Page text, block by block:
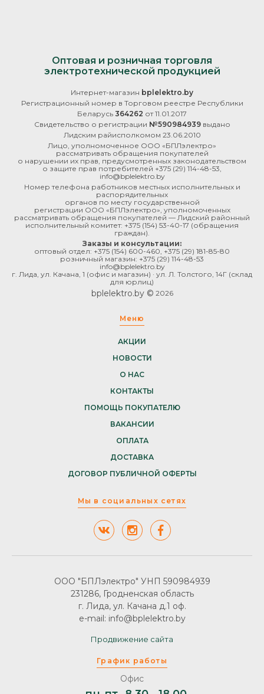
Оптовая и розничная торговля
электротехнической продукцией
Интернет-магазин bplelektro.by
Регистрационный номер в Торговом реестре Республики
Беларусь 364262 от 11.01.2017
Свидетельство о регистрации №590984939выдано
Лидским райисполкомом 23.06.2010
Лицо, уполномоченное ООО «БПЛэлектро»
рассматривать обращения покупателей
о нарушении их прав, предусмотренных законодательством
о защите прав потребителей +375 (29) 114-48-53
info@bplelektro.by
Номер телефона работников местных исполнительных и
распорядительных
органов по месту государственной
регистрации ООО «БПЛэлектро», уполномоченных
рассматривать обращения покупателей — Лидский районный
исполнительный комитет: +375 (154) 53-40-17 (обращения
граждан).
Заказы и консультации:
оптовый отдел: +375 (154) 600-460 +375 (29) 181-85-80
розничный магазин: +375 (29) 114-48-53
info@bplelektro.by
г. Лида, ул. Качана, 1 (офис и магазин) · ул. Л. Толстого, 14Г (склад
для юрлиц)
bplelektro.by © 2026
Меню
АКЦИИ
НОВОСТИ
О НАС
КОНТАКТЫ
ПОМОЩЬ ПОКУПАТЕЛЮ
ВАКАНСИИ
ОПЛАТА
ДОСТАВКА
ДОГОВОР ПУБЛИЧНОЙ ОФЕРТЫ
Мы в социальных сетях
График работы
Офис
ООО "БПЛэлектро" УНП 590984939
231286, Гродненская область
г. Лида, ул. Качана д.1 оф.
e-mail: info@bplelektro.by
Продвижение сайта